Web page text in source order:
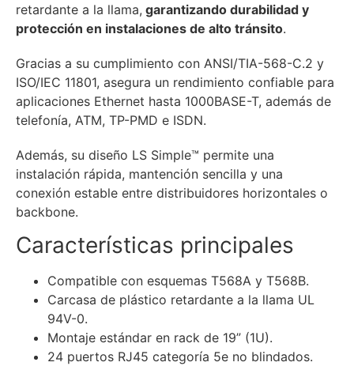
retardante a la llama, garantizando durabilidad y
protección en instalaciones de alto tránsito.
Gracias a su cumplimiento con ANSI/TIA-568-C.2 y
ISO/IEC 11801, asegura un rendimiento confiable para
aplicaciones Ethernet hasta 1000BASE-T, además de
telefonía, ATM, TP-PMD e ISDN.
Además, su diseño LS Simple™ permite una
instalación rápida, mantención sencilla y una
conexión estable entre distribuidores horizontales o
backbone.
Características principales
Compatible con esquemas T568A y T568B.
Carcasa de plástico retardante a la llama UL
94V-0.
Montaje estándar en rack de 19” (1U).
24 puertos RJ45 categoría 5e no blindados.